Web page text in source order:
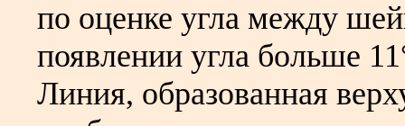
по оценке угла между
появлении угла больше 11
Линия, образованная